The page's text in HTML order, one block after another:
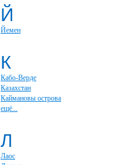
Й
Йемен
К
Кабо-Верде
Казахстан
Каймановы острова
ещё...
Л
Лаос